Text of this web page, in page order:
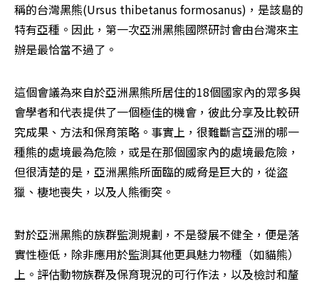
稱的台灣黑熊(Ursus thibetanus formosanus)，是該島的
特有亞種。因此，第一次亞洲黑熊國際研討會由台灣來主
辦是最恰當不過了。
這個會議為來自於亞洲黑熊所居住的18個國家內的眾多與
會學者和代表提供了一個極佳的機會，彼此分享及比較研
究成果、方法和保育策略。事實上，很難斷言亞洲的哪一
種熊的處境最為危險，或是在那個國家內的處境最危險，
但很清楚的是，亞洲黑熊所面臨的威脅是巨大的，從盜
獵、棲地喪失，以及人熊衝突。
對於亞洲黑熊的族群監測規劃，不是發展不健全，便是落
實性極低，除非應用於監測其他更具魅力物種（如貓熊）
上。評估動物族群及保育現況的可行作法，以及檢討和釐